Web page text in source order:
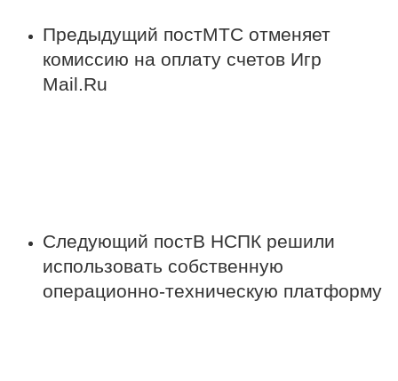
Предыдущий постМТС отменяет
комиссию на оплату счетов Игр
Mail.Ru
Следующий постВ НСПК решили
использовать собственную
операционно-техническую платформу